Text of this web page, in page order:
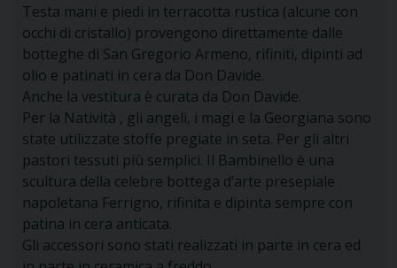
Testa mani e piedi in terracotta rustica (alcune con
occhi di cristallo) provengono direttamente dalle
botteghe di San Gregorio Armeno, rifiniti, dipinti ad
olio e patinati in cera da Don Davide.
Anche la vestitura è curata da Don Davide.
Per la Natività , gli angeli, i magi e la Georgiana sono
state utilizzate stoffe pregiate in seta. Per gli altri
pastori tessuti più semplici. Il Bambinello è una
scultura della celebre bottega d’arte presepiale
napoletana Ferrigno, rifinita e dipinta sempre con
patina in cera anticata.
Gli accessori sono stati realizzati in parte in cera ed